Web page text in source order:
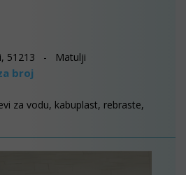
51213 - Matulji
broj
za vodu, kabuplast, rebraste,